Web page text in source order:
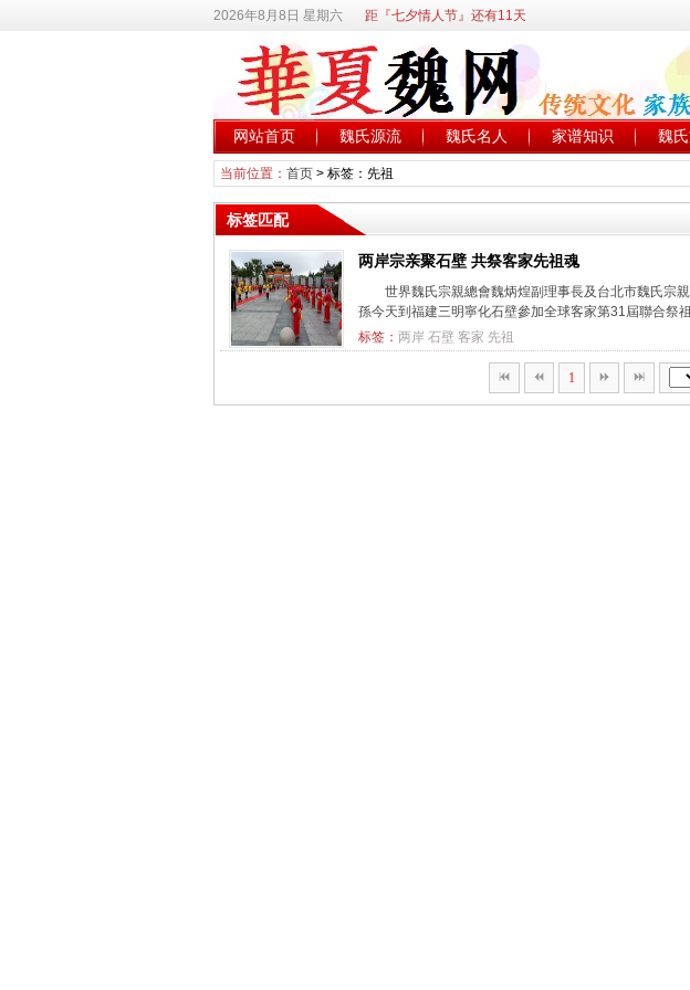
2026年8月8日 星期六 距『七夕情人节』还有11天
网站首页 魏氏源流 魏氏名人 家谱知识 魏
当前位置： 首页> 标签：先祖
标签匹配
两岸宗亲聚石壁 共祭客家先祖魂
世界魏氏宗親總會魏炳煌副理事長及台北市魏氏宗
孫今天到福建三明寧化石壁參加全球客家第31屆聯合祭
标签： 两岸 石壁 客家 先祖
1